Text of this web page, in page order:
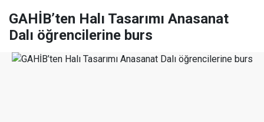
GAHİB’ten Halı Tasarımı Anasanat
Dalı öğrencilerine burs